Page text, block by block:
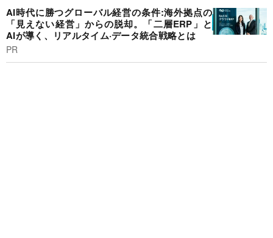
AI時代に勝つグローバル経営の条件:海外拠点の
「見えない経営」からの脱却。「二層ERP」と
AIが導く、リアルタイム·データ統合戦略とは
PR